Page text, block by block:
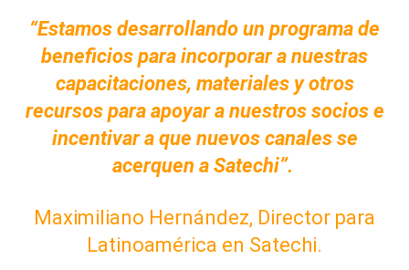
“Estamos desarrollando un programa de
beneficios para incorporar a nuestras
capacitaciones, materiales y otros
recursos para apoyar a nuestros socios e
incentivar a que nuevos canales se
acerquen a Satechi”.
Maximiliano Hernández, Director para
Latinoamérica en Satechi.